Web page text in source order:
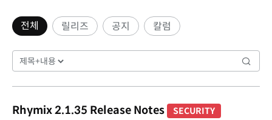
전체 릴리즈 공지 칼럼
Rhymix 2.1.35 Release Notes
SECURITY